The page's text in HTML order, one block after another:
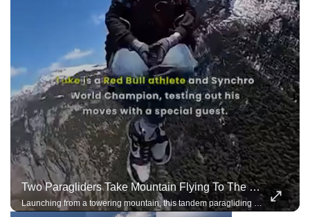
Two Paragliders Take Mountain Flying To The Next Level
Launching from a towering mountain, this tandem paragliding team performs breathtaking acro maneuvers under a single wing, demonstrating incredible trust, precision, and control.